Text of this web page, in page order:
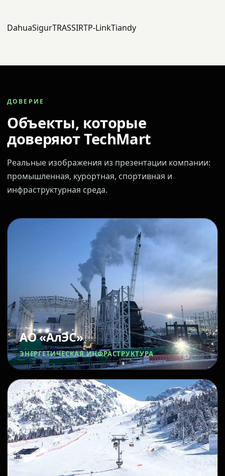
DahuaSigurTRASSIRTP-LinkTiandy
ДОВЕРИЕ
Объекты, которые
доверяют TechMart
Реальные изображения из презентации компании:
промышленная, курортная, спортивная и
инфраструктурная среда.
АО «АлЭС»
ЭНЕРГЕТИЧЕСКАЯ ИНФРАСТРУКТУРА